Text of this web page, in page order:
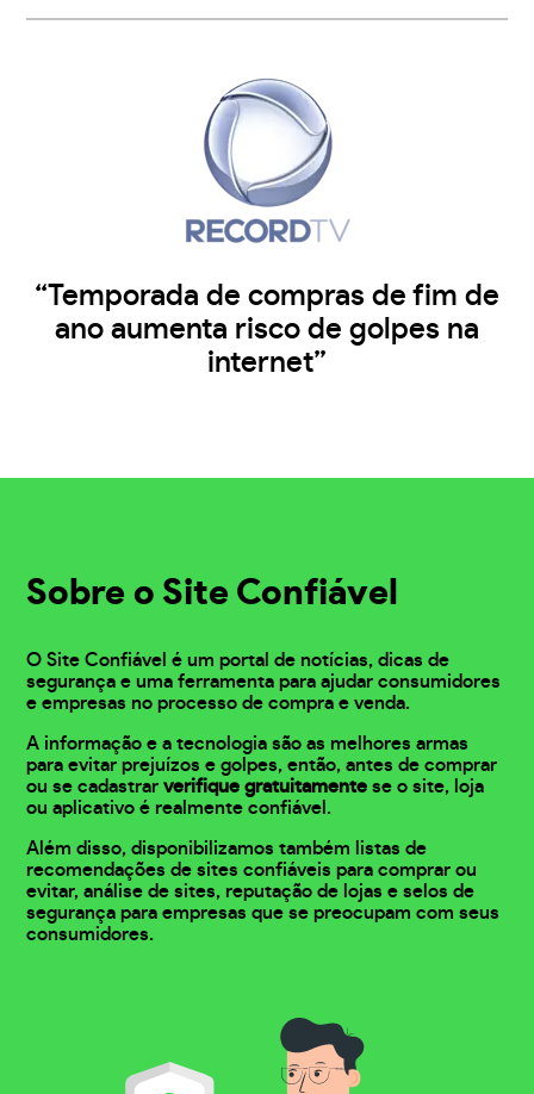
“Temporada de compras de fim de
ano aumenta risco de golpes na
internet”
Sobre o Site Confiável
O Site Confiável é um portal de notícias, dicas de
segurança e uma ferramenta para ajudar consumidores
e empresas no processo de compra e venda.
A informação e a tecnologia são as melhores armas
para evitar prejuízos e golpes, então, antes de comprar
ou se cadastrarverifique gratuitamente se o site, loja
ou aplicativo é realmente confiável.
Além disso, disponibilizamos também listas de
recomendações de sites confiáveis para comprar ou
evitar, análise de sites, reputação de lojas e selos de
segurança para empresas que se preocupam com seus
consumidores.